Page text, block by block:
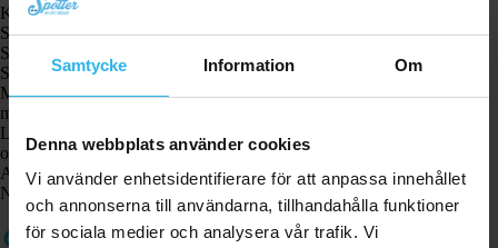
Samtycke Information Om
Denna webbplats använder cookies
Vi använder enhetsidentifierare för att anpassa innehållet
och annonserna till användarna, tillhandahålla funktioner
för sociala medier och analysera vår trafik. Vi
Klicka en gång till på “radera” om du är säker på detta.
Spotter är nu borttagen från kontot.
Steg 2: registrera nytt konto
Skapa sedan ett nytt konto via
inloggningssidan
och klicka på “registrera”.
Maak hier uw account aan. Vervolgens wordt er gevraagd om uw e-
mailadres te bevestigen.
Logga nu in på ditt nya online-konto, och en skärm visas där du blir
ombedd att ange din Spotter-kod.
Ange här den 12-siffriga Spotter-koden som står på kortet.
Nu är Spotter kopplad till ditt nya konto och din e-postadress är ändrad.